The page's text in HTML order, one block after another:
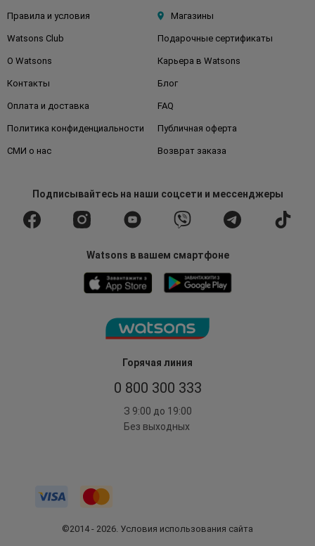
Горячая линия
0 800 300 333
З 9:00 до 19:00
Без выходных
Правила и условия Магазины
Watsons Club Подарочные сертификаты
О Watsons Карьера в Watsons
Контакты Блог
Оплата и доставка FAQ
Политика конфиденциальности Публичная оферта
СМИ о нас Возврат заказа
Подписывайтесьна наши соцсети и мессенджеры
Watsons в вашем смартфоне
©2014 - 2026. Условия использования сайта